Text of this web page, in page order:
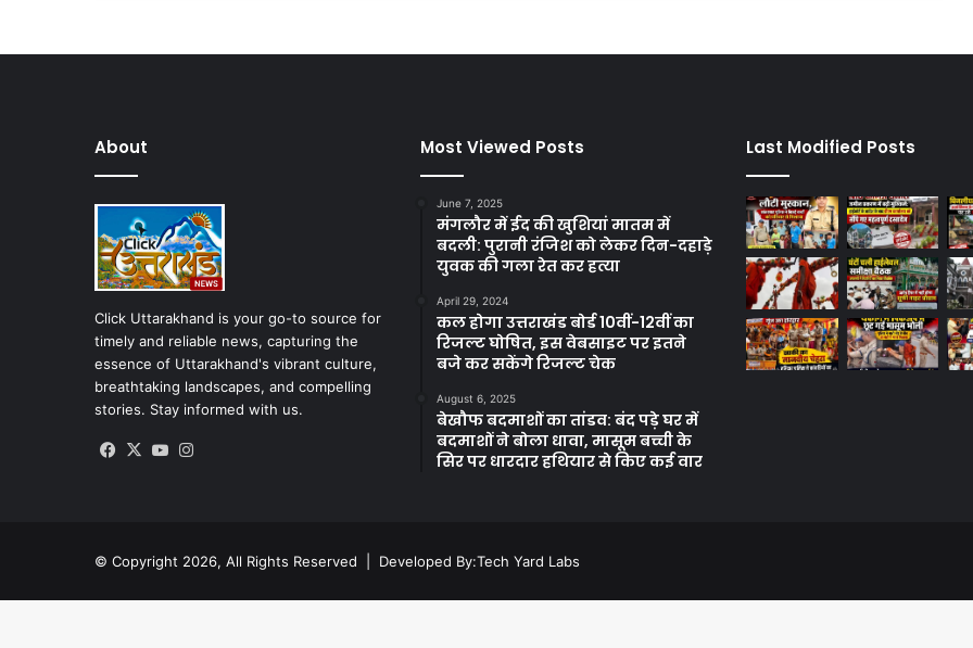
About
Click Uttarakhand is your go-to source for
timely and reliable news, capturing the
essence of Uttarakhand's vibrant culture,
breathtaking landscapes, and compelling
stories. Stay informed with us.
Facebook
X YouTube
Most Viewed Posts
June 7, 2025
मंगलौर में ईद की खुशियां मातम में
बदली: पुरानी रंजिश को लेकर दिन-दहाड़े
युवक की गला रेत कर हत्या
April 29, 2024
कल होगा उत्तराखंड बोर्ड 10वीं-12वीं का
रिजल्ट घोषित, इस वेबसाइट पर इतने
बजे कर सकेंगे रिजल्ट चेक
August 6, 2025
बेखौफ बदमाशों का तांडव: बंद पड़े घर में
बदमाशों ने बोला धावा, मासूम बच्ची के
सिर पर धारदार हथियार से किए कई वार
Last Modified Posts
© Copyright 2026, All Rights Reserved | Developed By:Tech Yard Labs